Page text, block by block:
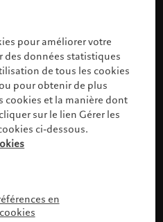
pour améliorer votre
des données statistiques
de tous les cookies
pour obtenir de plus
cookies et la manière dont
sur le lien Gérer les
ci-dessous.
en